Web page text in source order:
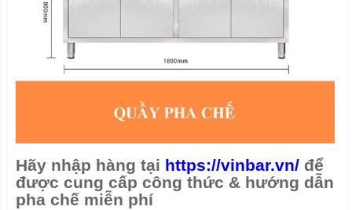
Hãy nhập hàng tại https://vinbar.vn/để
được cung cấp công thức & hướng dẫn
pha chế miễn phí